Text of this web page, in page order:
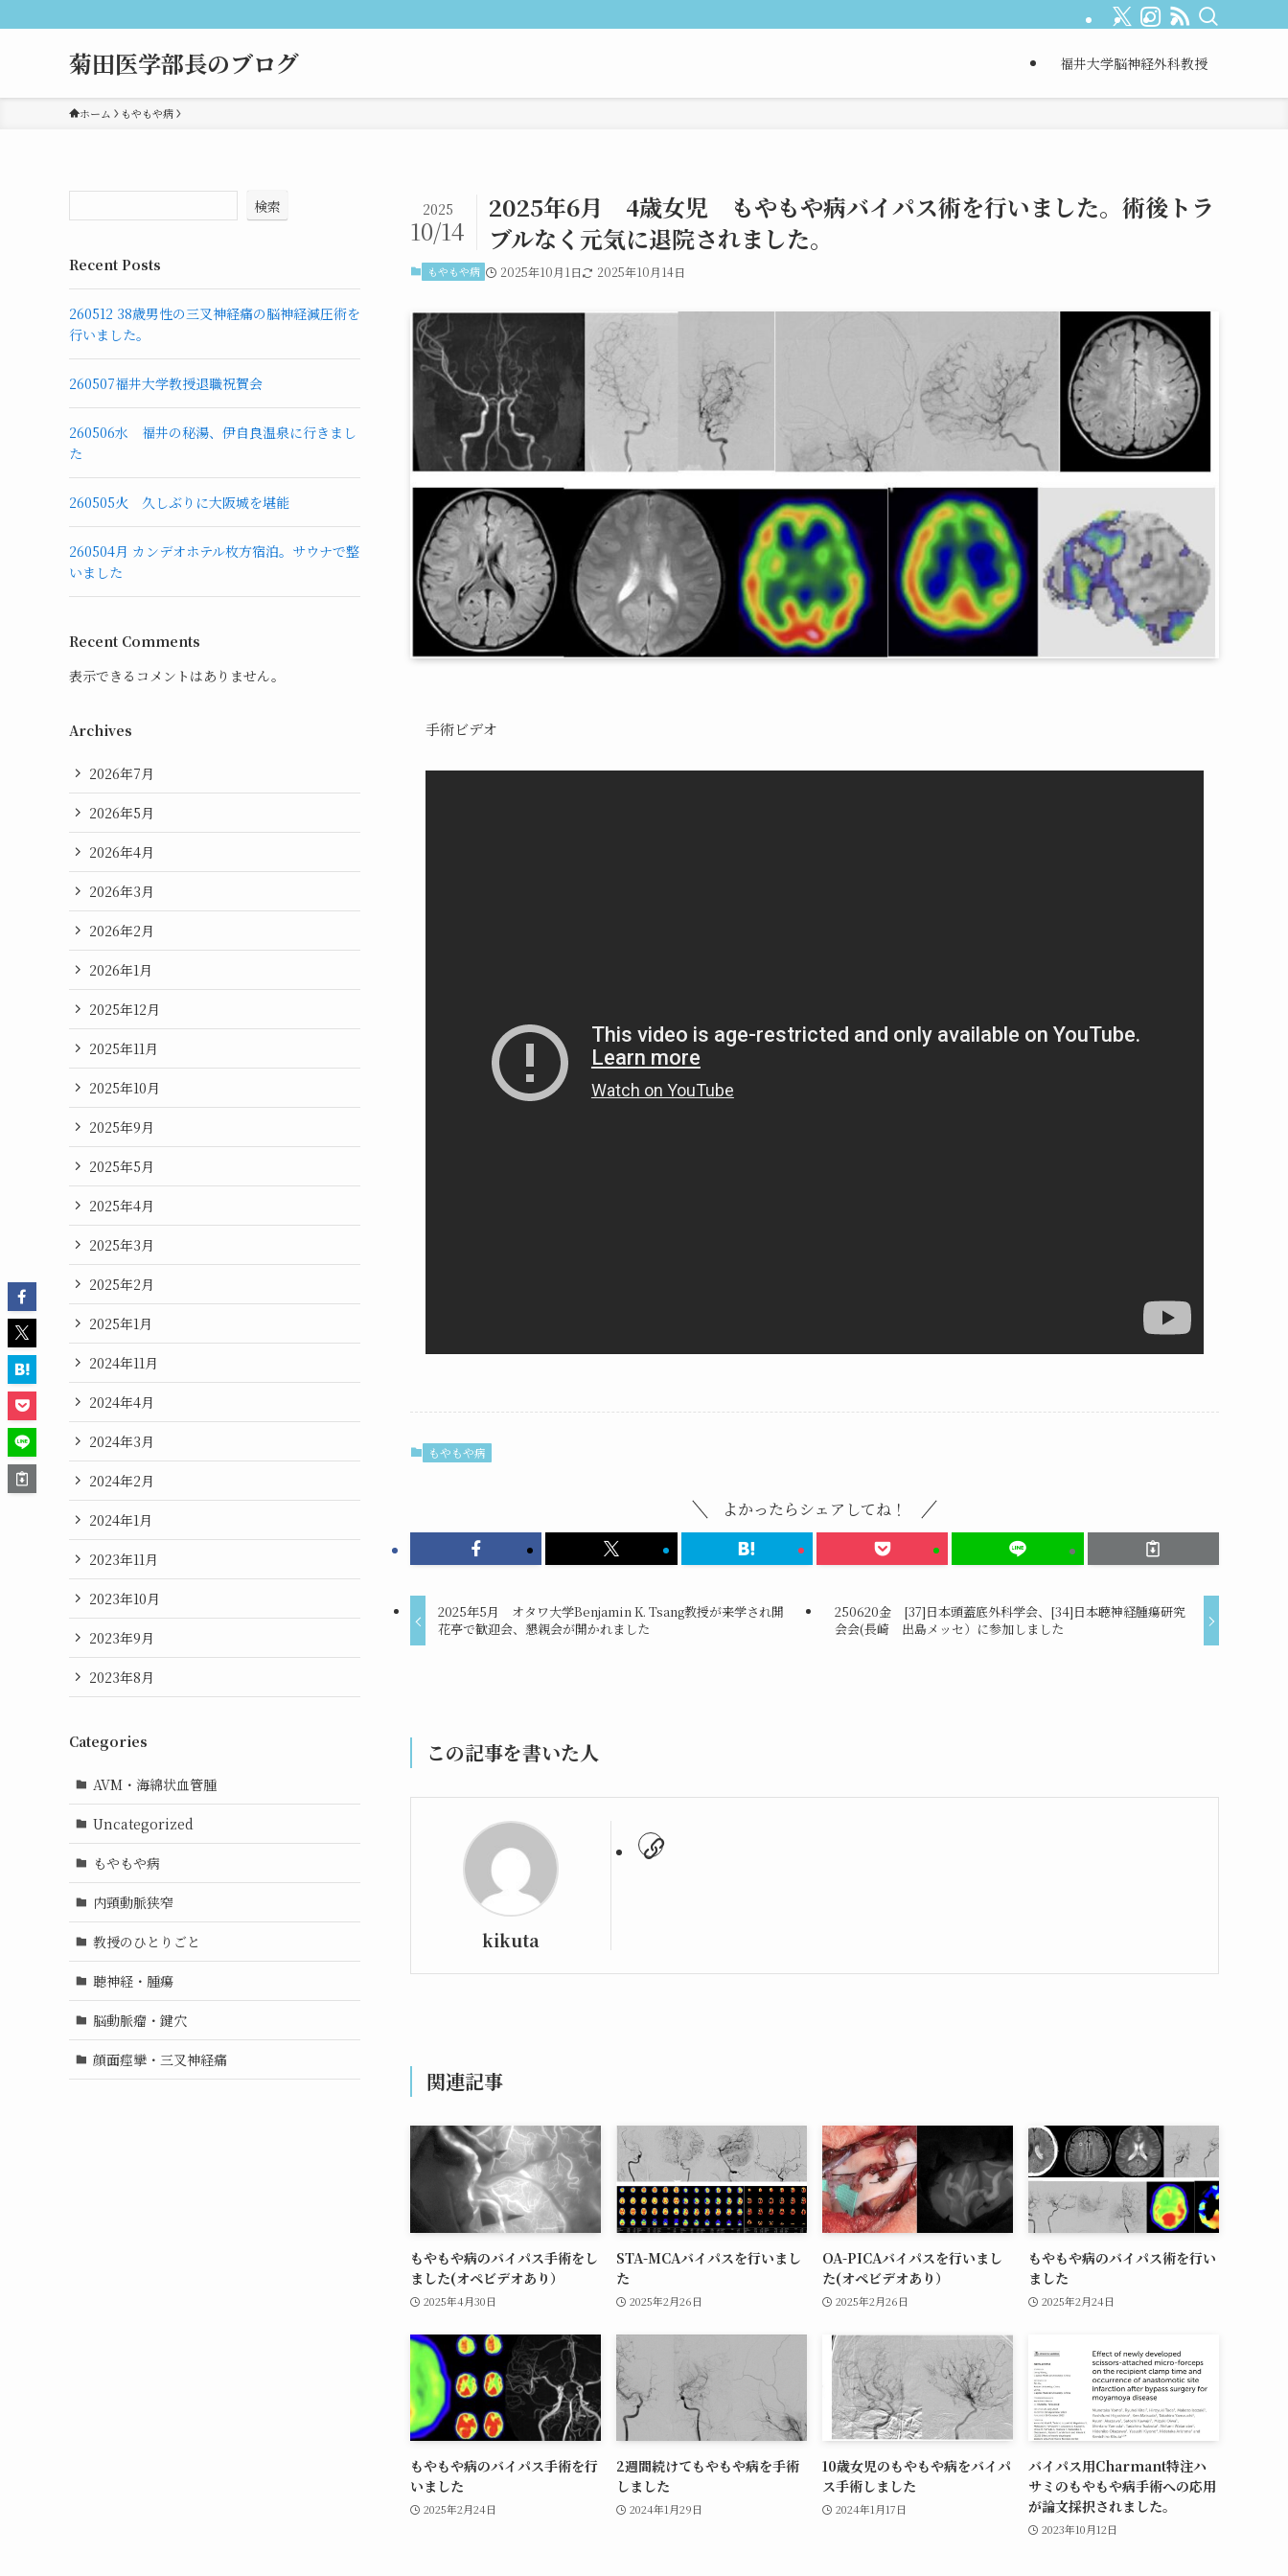
菊田医学部長のブログ 福井大学脳神経外科教授
ホーム もやもや病
2025年6月 4歳女児 もやもや病バイパス術を行いました。術後トラ
ブルなく元気に退院されました。
2025
10/14
もやもや病 2025年10月1日 2025年10月14日
手術ビデオ
もやもや病
よかったらシェアしてね！
2025年5月 オタワ大学Benjamin K. Tsang教授が来学され開
花亭で歓迎会、懇親会が開かれました
250620金 [37]日本頭蓋底外科学会、[34]日本聴神経腫瘍研究
会会(長崎 出島メッセ）に参加しました
この記事を書いた人
kikuta
関連記事
もやもや病のバイパス手術をし
ました(オペビデオあり）
2025年4月30日
STA-MCAバイパスを行いまし
た
2025年2月26日
OA-PICAバイパスを行いまし
た(オペビデオあり）
2025年2月26日
もやもや病のバイパス術を行い
ました
2025年2月24日
もやもや病のバイパス手術を行
いました
2025年2月24日
2週間続けてもやもや病を手術
しました
2024年1月29日
10歳女児のもやもや病をバイパ
ス手術しました
2024年1月17日
バイパス用Charmant特注ハ
サミのもやもや病手術への応用
が論文採択されました。
2023年10月12日
検索
Recent Posts
260512 38歳男性の三叉神経痛の脳神経減圧術を
行いました。
260507福井大学教授退職祝賀会
260506水 福井の秘湯、伊自良温泉に行きまし
た
260505火 久しぶりに大阪城を堪能
260504月 カンデオホテル枚方宿泊。サウナで整
いました
Recent Comments
表示できるコメントはありません。
Archives
2026年7月
2026年5月
2026年4月
2026年3月
2026年2月
2026年1月
2025年12月
2025年11月
2025年10月
2025年9月
2025年5月
2025年4月
2025年3月
2025年2月
2025年1月
2024年11月
2024年4月
2024年3月
2024年2月
2024年1月
2023年11月
2023年10月
2023年9月
2023年8月
Categories
AVM・海綿状血管腫
Uncategorized
もやもや病
内頸動脈狭窄
教授のひとりごと
聴神経・腫瘍
脳動脈瘤・鍵穴
顔面痙攣・三叉神経痛